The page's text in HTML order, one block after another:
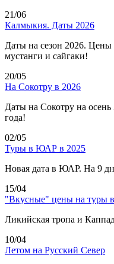
21/06
Калмыкия. Даты 2026
Даты на сезон 2026.
мустанги и сайгаки!
20/05
На Сокотру в 2026
Даты на Сокотру на
года!
02/05
Туры в ЮАР в 2025
Новая дата в ЮАР. На 9
15/04
"Вкусные" цены на туры
Ликийская тропа и
10/04
Летом на Русский Север